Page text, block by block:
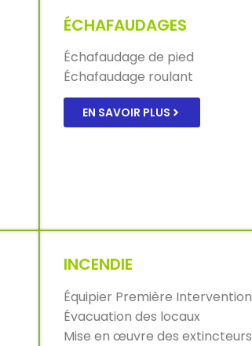
ÉCHAFAUDAGES
Échafaudage de pied
Échafaudage roulant
EN SAVOIR PLUS
INCENDIE
Équipier Première Intervention
Évacuation des locaux
Mise en œuvre des extincteurs